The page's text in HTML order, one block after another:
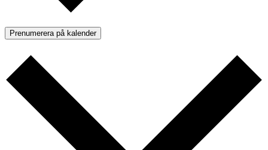
Prenumerera på kalender